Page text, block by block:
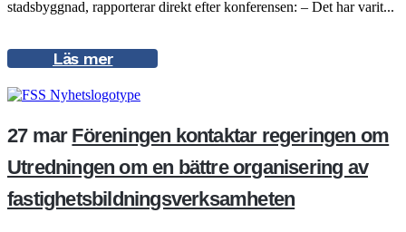
stadsbyggnad, rapporterar direkt efter konferensen: – Det har varit...
Läs mer
27 mar Föreningen kontaktar regeringen om
Utredningen om en bättre organisering av
fastighetsbildningsverksamheten